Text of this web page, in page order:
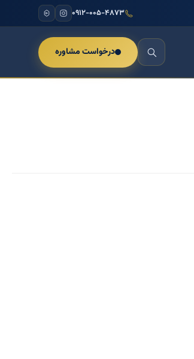
۰۹۱۲-۰۰۵-۴۸۷۳
درخواست مشاوره